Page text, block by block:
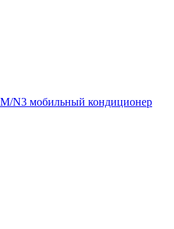
N3 мобильный кондиционер